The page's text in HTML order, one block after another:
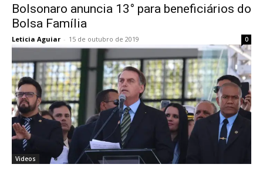
Bolsonaro anuncia 13° para beneficiários do
Bolsa Família
Leticia Aguiar - 15 de outubro de 2019 0
Videos